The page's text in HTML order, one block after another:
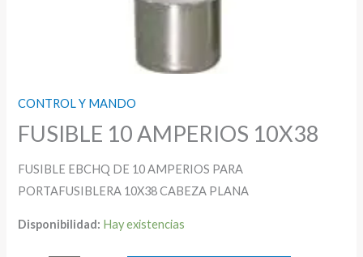
CONTROL Y MANDO
FUSIBLE 10 AMPERIOS 10X38
FUSIBLE EBCHQ DE 10 AMPERIOS PARA
PORTAFUSIBLERA 10X38 CABEZA PLANA
Disponibilidad: Hay existencias